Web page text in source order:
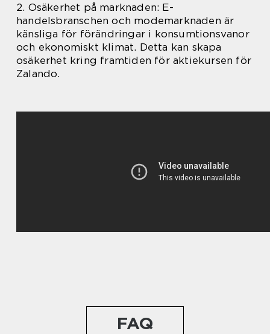
2. Osäkerhet på marknaden: E-
handelsbranschen och modemarknaden är
känsliga för förändringar i konsumtionsvanor
och ekonomiskt klimat. Detta kan skapa
osäkerhet kring framtiden för aktiekursen för
Zalando.
FAQ